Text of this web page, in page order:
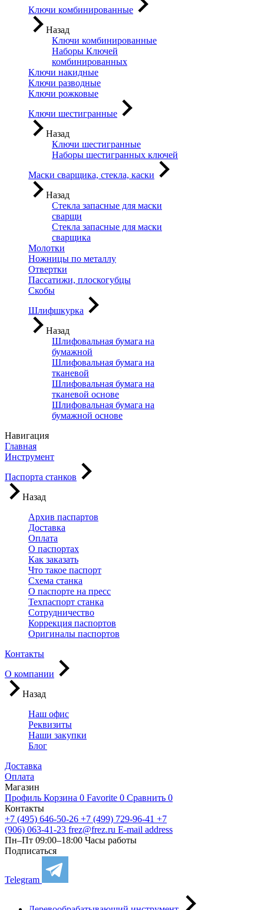
Ключи комбинированные
Назад
Ключи комбинированные
Наборы Ключей
комбинированных
Ключи накидные
Ключи разводные
Ключи рожковые
Ключи шестигранные
Назад
Ключи шестигранные
Наборы шестигранных ключей
Маски сварщика, стекла, каски
Назад
Стекла запасные для маски
сварщи
Стекла запасные для маски
сварщика
Молотки
Ножницы по металлу
Отвертки
Пассатижи, плоскогубцы
Скобы
Шлифшкурка
Назад
Шлифовальная бумага на
бумажной
Шлифовальная бумага на
тканевой
Шлифовальная бумага на
тканевой основе
Шлифовальная бумага на
бумажной основе
Навигация
Главная
Инструмент
Паспорта станков
Назад
Архив паспартов
Доставка
Оплата
О паспортах
Как заказать
Что такое паспорт
Схема станка
О паспорте на пресс
Техпаспорт станка
Сотрудничество
Коррекция паспортов
Оригиналы паспортов
Контакты
О компании
Назад
Наш офис
Реквизиты
Наши закупки
Блог
Доставка
Оплата
Магазин
Профиль Корзина 0 Favorite 0 Сравнить 0
Контакты
+7 (495) 646-50-26 +7 (499) 729-96-41 +7
(906) 063-41-23 frez@frez.ru E-mail address
Пн–Пт 09:00–18:00 Часы работы
Подписаться
Telegram